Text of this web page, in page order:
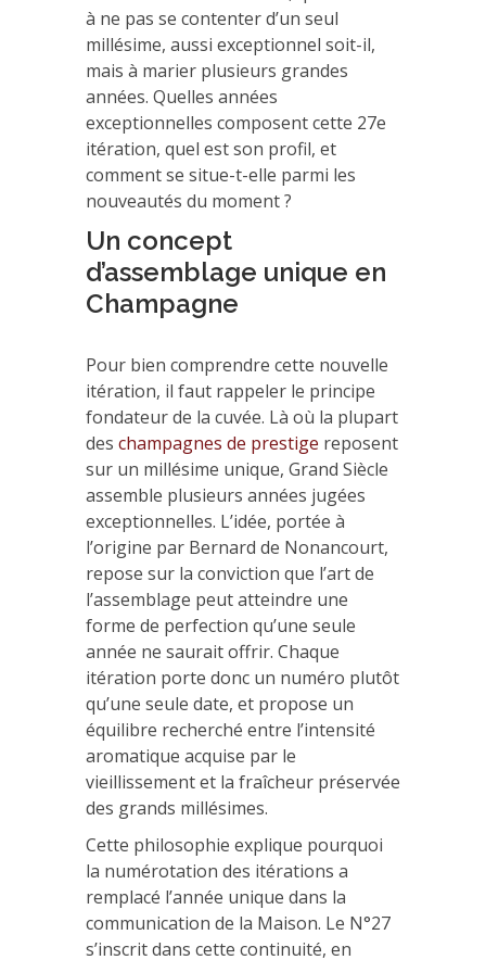
à ne pas se contenter d’un seul
millésime, aussi exceptionnel soit-il,
mais à marier plusieurs grandes
années. Quelles années
exceptionnelles composent cette 27e
itération, quel est son profil, et
comment se situe-t-elle parmi les
nouveautés du moment ?
Un concept
d’assemblage unique en
Champagne
Pour bien comprendre cette nouvelle
itération, il faut rappeler le principe
fondateur de la cuvée. Là où la plupart
des champagnes de prestige reposent
sur un millésime unique, Grand Siècle
assemble plusieurs années jugées
exceptionnelles. L’idée, portée à
l’origine par Bernard de Nonancourt,
repose sur la conviction que l’art de
l’assemblage peut atteindre une
forme de perfection qu’une seule
année ne saurait offrir. Chaque
itération porte donc un numéro plutôt
qu’une seule date, et propose un
équilibre recherché entre l’intensité
aromatique acquise par le
vieillissement et la fraîcheur préservée
des grands millésimes.
Cette philosophie explique pourquoi
la numérotation des itérations a
remplacé l’année unique dans la
communication de la Maison. Le N°27
s’inscrit dans cette continuité, en